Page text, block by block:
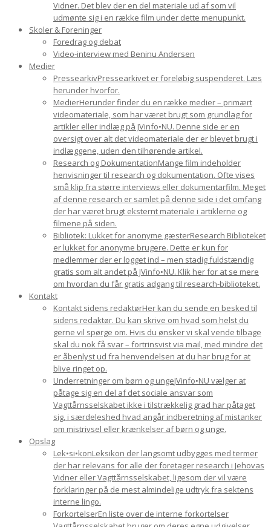
Vidner. Det blev der en del materiale ud af som vil
udmønte sig i en række film under dette menupunkt.
Skoler & Foreninger
Foredrag og debat
Video-interview med Beninu Andersen
Medier
PressearkivPressearkivet er foreløbig suspenderet. Læs
herunder hvorfor.
MedierHerunder finder du en række medier – primært
videomateriale, som har været brugt som grundlag for
artikler eller indlæg på JVinfo•NU. Denne side er en
oversigt over alt det videomateriale der er blevet brugt i
indlæggene, uden den tilhørende artikel.
Research og DokumentationMange film indeholder
henvisninger til research og dokumentation. Ofte vises
små klip fra større interviews eller dokumentarfilm. Meget
af denne research er samlet på denne side i det omfang
der har været brugt eksternt materiale i artiklerne og
filmene på siden.
Bibliotek: Lukket for anonyme gæsterResearch Biblioteket
er lukket for anonyme brugere. Dette er kun for
medlemmer der er logget ind – men stadig fuldstændig
gratis som alt andet på JVinfo•NU. Klik her for at se mere
om hvordan du får gratis adgang til research-biblioteket.
Kontakt
Kontakt sidens redaktørHer kan du sende en besked til
sidens redaktør. Du kan skrive om hvad som helst du
gerne vil spørge om. Hvis du ønsker vi skal vende tilbage
skal du nok få svar – fortrinsvist via mail, med mindre det
er åbenlyst ud fra henvendelsen at du har brug for at
blive ringet op.
Underretninger om børn og ungeJVinfo•NU vælger at
påtage sig en del af det sociale ansvar som
Vagttårnsselskabet ikke i tilstrækkelig grad har påtaget
sig, i særdeleshed hvad angår indberetning af mistanker
om mistrivsel eller krænkelser af børn og unge.
Opslag
Lek•si•konLeksikon der langsomt udbygges med termer
der har relevans for alle der foretager research i Jehovas
Vidner eller Vagttårnsselskabet, ligesom der vil være
forklaringer på de mest almindelige udtryk fra sektens
interne lingo.
ForkortelserEn liste over de interne forkortelser